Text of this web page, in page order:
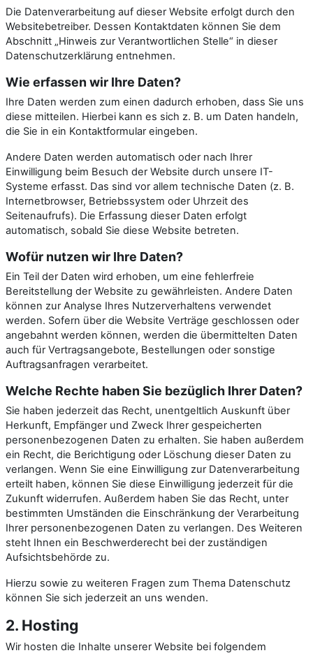
Die Datenverarbeitung auf dieser Website erfolgt durch den
Websitebetreiber. Dessen Kontaktdaten können Sie dem
Abschnitt „Hinweis zur Verantwortlichen Stelle“ in dieser
Datenschutzerklärung entnehmen.
Wie erfassen wir Ihre Daten?
Ihre Daten werden zum einen dadurch erhoben, dass Sie uns
diese mitteilen. Hierbei kann es sich z. B. um Daten handeln,
die Sie in ein Kontaktformular eingeben.
Andere Daten werden automatisch oder nach Ihrer
Einwilligung beim Besuch der Website durch unsere IT-
Systeme erfasst. Das sind vor allem technische Daten (z. B.
Internetbrowser, Betriebssystem oder Uhrzeit des
Seitenaufrufs). Die Erfassung dieser Daten erfolgt
automatisch, sobald Sie diese Website betreten.
Wofür nutzen wir Ihre Daten?
Ein Teil der Daten wird erhoben, um eine fehlerfreie
Bereitstellung der Website zu gewährleisten. Andere Daten
können zur Analyse Ihres Nutzerverhaltens verwendet
werden. Sofern über die Website Verträge geschlossen oder
angebahnt werden können, werden die übermittelten Daten
auch für Vertragsangebote, Bestellungen oder sonstige
Auftragsanfragen verarbeitet.
Welche Rechte haben Sie bezüglich Ihrer Daten?
Sie haben jederzeit das Recht, unentgeltlich Auskunft über
Herkunft, Empfänger und Zweck Ihrer gespeicherten
personenbezogenen Daten zu erhalten. Sie haben außerdem
ein Recht, die Berichtigung oder Löschung dieser Daten zu
verlangen. Wenn Sie eine Einwilligung zur Datenverarbeitung
erteilt haben, können Sie diese Einwilligung jederzeit für die
Zukunft widerrufen. Außerdem haben Sie das Recht, unter
bestimmten Umständen die Einschränkung der Verarbeitung
Ihrer personenbezogenen Daten zu verlangen. Des Weiteren
steht Ihnen ein Beschwerderecht bei der zuständigen
Aufsichtsbehörde zu.
Hierzu sowie zu weiteren Fragen zum Thema Datenschutz
können Sie sich jederzeit an uns wenden.
2. Hosting
Wir hosten die Inhalte unserer Website bei folgendem